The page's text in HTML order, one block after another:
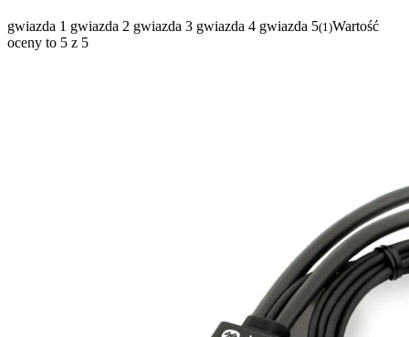
gwiazda 1 gwiazda 2 gwiazda 3 gwiazda 4 gwiazda 5(1 )Wartość
oceny to 5 z 5